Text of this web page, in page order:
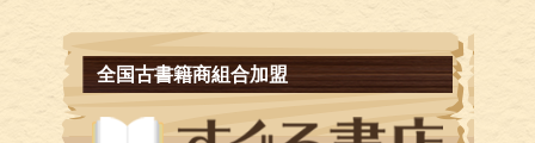
全国古書籍商組合加盟